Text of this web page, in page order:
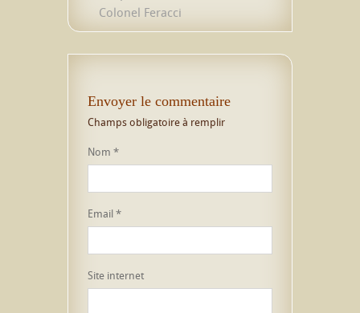
Colonel Feracci
Envoyer le commentaire
Champs obligatoire à remplir
Nom *
Email*
Site internet